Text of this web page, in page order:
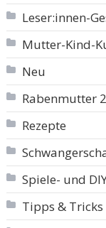
Leser:innen-
Mutter-Kind-
Neu
Rabenmutter
Rezepte
Spiele- und
Tipps & Tricks